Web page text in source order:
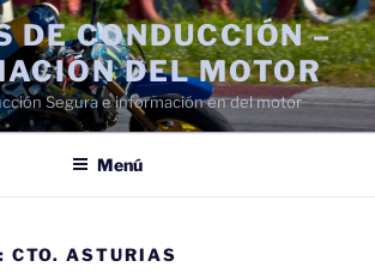
DE CONDUCCIÓN –
DEL MOTOR
Segura e información en del motor
Menú
CTO. ASTURIAS